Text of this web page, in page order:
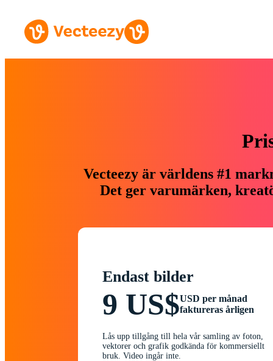
Vecteezy är världens #1
Det ger varumärken,
Endast bilder
9 US$USD per månad
faktureras årligen
Lås upp tillgång till hela vår samling av foton,
vektorer och grafik godkända för kommersiellt
bruk. Video ingår inte.